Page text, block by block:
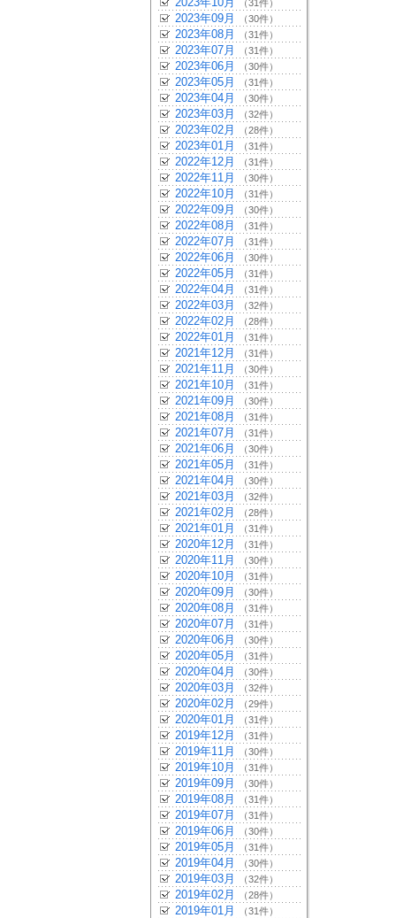
（31件）
2023年09月 （30件）
2023年08月 （31件）
2023年07月 （31件）
2023年06月 （30件）
2023年05月 （31件）
2023年04月 （30件）
2023年03月 （32件）
2023年02月 （28件）
2023年01月 （31件）
2022年12月 （31件）
2022年11月 （30件）
2022年10月 （31件）
2022年09月 （30件）
2022年08月 （31件）
2022年07月 （31件）
2022年06月 （30件）
2022年05月 （31件）
2022年04月 （31件）
2022年03月 （32件）
2022年02月 （28件）
2022年01月 （31件）
2021年12月 （31件）
2021年11月 （30件）
2021年10月 （31件）
2021年09月 （30件）
2021年08月 （31件）
2021年07月 （31件）
2021年06月 （30件）
2021年05月 （31件）
2021年04月 （30件）
2021年03月 （32件）
2021年02月 （28件）
2021年01月 （31件）
2020年12月 （31件）
2020年11月 （30件）
2020年10月 （31件）
2020年09月 （30件）
2020年08月 （31件）
2020年07月 （31件）
2020年06月 （30件）
2020年05月 （31件）
2020年04月 （30件）
2020年03月 （32件）
2020年02月 （29件）
2020年01月 （31件）
2019年12月 （31件）
2019年11月 （30件）
2019年10月 （31件）
2019年09月 （30件）
2019年08月 （31件）
2019年07月 （31件）
2019年06月 （30件）
2019年05月 （31件）
2019年04月 （30件）
2019年03月 （32件）
2019年02月 （28件）
2019年01月 （31件）